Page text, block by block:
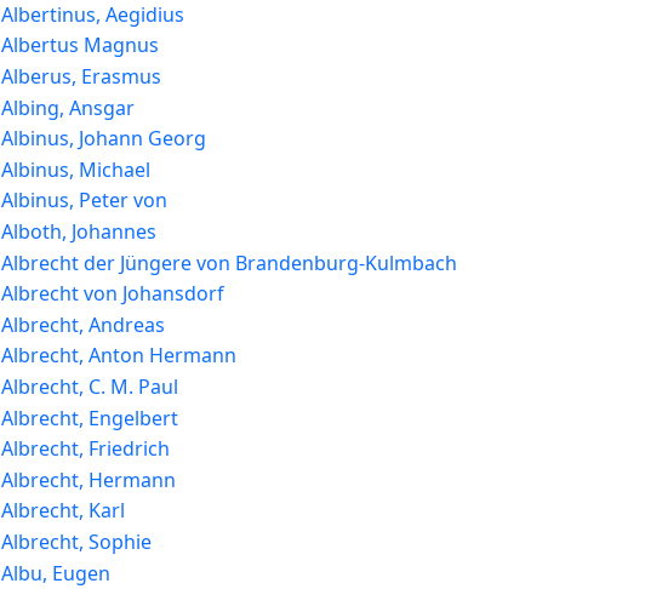
Albertinus, Aegidius
Albertus Magnus
Alberus, Erasmus
Albing, Ansgar
Albinus, Johann Georg
Albinus, Michael
Albinus, Peter von
Alboth, Johannes
Albrecht der Jüngere von Brandenburg-Kulmbach
Albrecht von Johansdorf
Albrecht, Andreas
Albrecht, Anton Hermann
Albrecht, C. M. Paul
Albrecht, Engelbert
Albrecht, Friedrich
Albrecht, Hermann
Albrecht, Karl
Albrecht, Sophie
Albu, Eugen